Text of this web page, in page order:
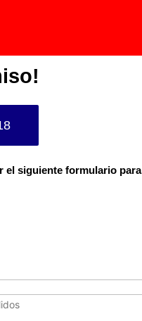
el siguiente formulario para